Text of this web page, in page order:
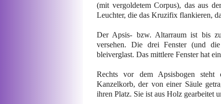
(mit vergoldetem Corpus), das aus
Leuchter, die das Kruzifix flankieren,
Der Apsis- bzw. Altarraum ist bis
versehen. Die drei Fenster (und
bleiverglast. Das mittlere Fenster hat
Rechts vor dem Apsisbogen
Kanzelkorb, der von einer Säule
ihren Platz. Sie ist aus Holz gearbeitet